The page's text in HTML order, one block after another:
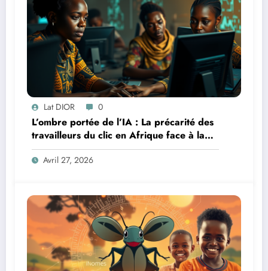
Lat DIOR 0
L’ombre portée de l’IA : La précarité des
travailleurs du clic en Afrique face à la
révolution numérique
Avril 27, 2026